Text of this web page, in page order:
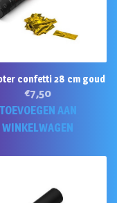
confetti 28 cm goud
€7,50
TOEVOEGEN AAN
WINKELWAGEN